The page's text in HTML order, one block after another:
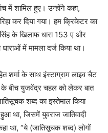
में शामिल हुए। उन्होंने कहा,
कर दिया गया। हम क्रिकेटर का
के खिलाफ धारा 153 ए और
में मामला दर्ज किया था।
शर्मा के साथ इंस्टाग्राम लाइव चैट
के बीच युजवेंद्र चहल को लेकर बात
शब्द का इस्तेमाल किया
था, जिसमें युवराज जातिवादी
था, “ये (जातिसूचक शब्द) लोगों